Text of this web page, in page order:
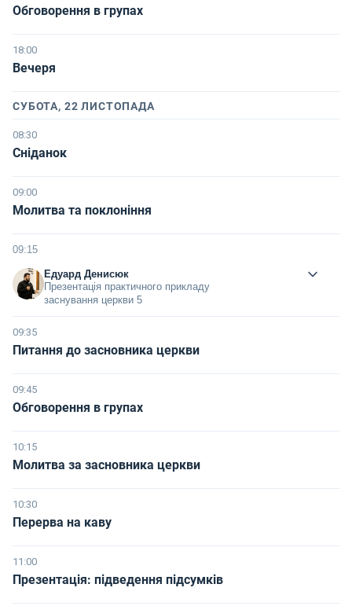
Обговорення в групах
18:00
Вечеря
СУБОТА, 22 ЛИСТОПАДА
08:30
Сніданок
09:00
Молитва та поклоніння
09:15
Едуард Денисюк
Презентація практичного прикладу
заснування церкви 5
09:35
Питання до засновника церкви
09:45
Обговорення в групах
10:15
Молитва за засновника церкви
10:30
Перерва на каву
11:00
Презентація: підведення підсумків